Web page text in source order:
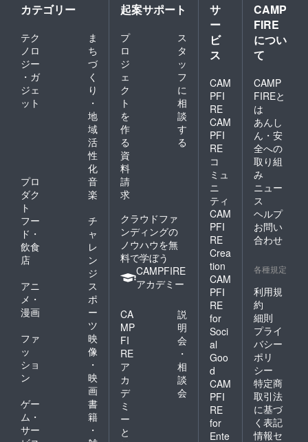
カテゴリー
テク
ノロ
ジー
・ガ
ジェ
ット
ま
ち
づ
く
り
・
地
域
活
性
化
プロ
ダク
ト
音
楽
フー
ド・
飲食
店
チ
ャ
レ
ン
ジ
アニ
メ・
漫画
ス
ポ
ー
ツ
ファ
ッ
ショ
ン
映
像
・
映
画
ゲー
ム・
サー
書
籍
・
起案サポート
プ
ロ
ジ
ェ
ク
ト
を
作
る
ス
タ
ッ
フ
に
相
談
す
る
資
料
請
求
クラウドファ
ンディングの
ノウハウを無
料で学ぼう
CAMPFIRE
アカデミー
CA
MP
FI
RE
ア
カ
デ
ミ
ー
と
説
明
会
・
相
談
会
サ
ー
ビ
ス
CAM
PFI
RE
CAM
PFI
RE
コ
ミュ
ニ
ティ
CAM
PFI
RE
Crea
tion
CAM
PFI
RE
for
Soci
al
Goo
d
CAM
PFI
RE
for
Ente
CAMP
FIRE
につい
て
CAMP
FIREと
は
あんし
ん・安
全への
取り組
み
ニュー
ス
ヘルプ
お問い
合わせ
各種規定
利用規
約
細則
プライ
バシー
ポリ
シー
特定商
取引法
に基づ
く表記
情報セ